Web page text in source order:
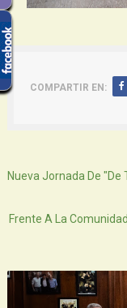
COMPARTIR EN:
Nueva Jornada De "De
Frente A La